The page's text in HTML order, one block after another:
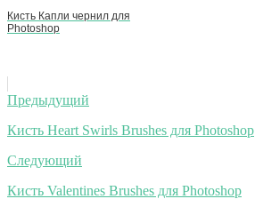
Кисть Капли чернил для
Photoshop
Навигация
по
записям
Предыдущий
Кисть Heart Swirls Brushes для Photoshop
Следующий
Кисть Valentines Brushes для Photoshop